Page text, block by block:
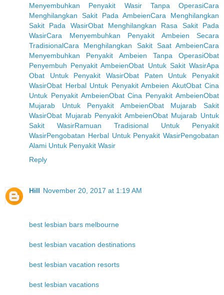
Menyembuhkan Penyakit Wasir Tanpa OperasiCara
Menghilangkan Sakit Pada AmbeienCara Menghilangkan
Sakit Pada WasirObat Menghilangkan Rasa Sakit Pada
WasirCara Menyembuhkan Penyakit Ambeien Secara
TradisionalCara Menghilangkan Sakit Saat AmbeienCara
Menyembuhkan Penyakit Ambeien Tanpa OperasiObat
Penyembuh Penyakit AmbeienObat Untuk Sakit WasirApa
Obat Untuk Penyakit WasirObat Paten Untuk Penyakit
WasirObat Herbal Untuk Penyakit Ambeien AkutObat Cina
Untuk Penyakit AmbeienObat Cina Penyakit AmbeienObat
Mujarab Untuk Penyakit AmbeienObat Mujarab Sakit
WasirObat Mujarab Penyakit AmbeienObat Mujarab Untuk
Sakit WasirRamuan Tradisional Untuk Penyakit
WasirPengobatan Herbal Untuk Penyakit WasirPengobatan
Alami Untuk Penyakit Wasir
Reply
Hill November 20, 2017 at 1:19 AM
best lesbian bars melbourne
best lesbian vacation destinations
best lesbian vacation resorts
best lesbian vacations